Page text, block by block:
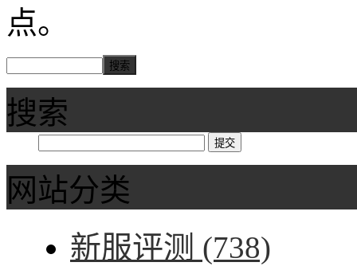
点。
搜索
网站分类
新服评测 (738)